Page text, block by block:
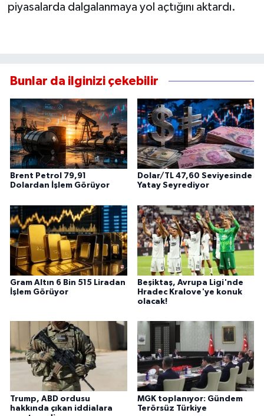
piyasalarda dalgalanmaya yol açtığını aktardı.
Bunlar da ilginizi çekebilir
Brent Petrol 79,91
Dolardan İşlem Görüyor
Dolar/TL 47,60 Seviyesinde
Yatay Seyrediyor
Gram Altın 6 Bin 515 Liradan
İşlem Görüyor
Beşiktaş, Avrupa Ligi'nde
Hradec Kralove'ye konuk
olacak!
Trump, ABD ordusu
hakkında çıkan iddialara
MGK toplanıyor: Gündem
Terörsüz Türkiye